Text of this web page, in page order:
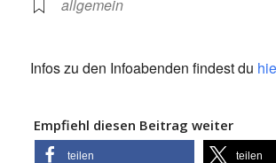
allgemein
Infos zu den Infoabenden findest du
Empfiehl diesen Beitrag weiter
teilen teilen